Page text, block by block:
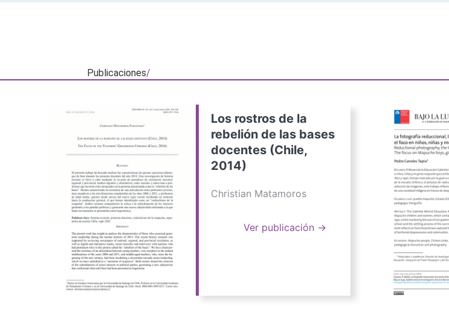
Publicaciones/
Los rostros de la
rebelión de las bases
docentes (Chile,
2014)
Christian Matamoros
Ver publicación →